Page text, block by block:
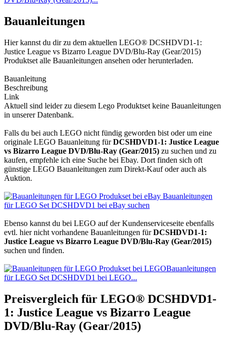
Bauanleitungen
Hier kannst du dir zu dem aktuellen LEGO® DCSHDVD1-1:
Justice League vs Bizarro League DVD/Blu-Ray (Gear/2015)
Produktset alle Bauanleitungen ansehen oder herunterladen.
Bauanleitung
Beschreibung
Link
Aktuell sind leider zu diesem Lego Produktset keine Bauanleitungen
in unserer Datenbank.
Falls du bei auch LEGO nicht fündig geworden bist oder um eine
originale LEGO Bauanleitung fürDCSHDVD1-1: Justice League
vs Bizarro League DVD/Blu-Ray (Gear/2015) zu suchen und zu
kaufen, empfehle ich eine Suche bei Ebay. Dort finden sich oft
günstige LEGO Bauanleitungen zum Direkt-Kauf oder auch als
Auktion.
Bauanleitungen
für LEGO Set DCSHDVD1 bei eBay suchen
Ebenso kannst du bei LEGO auf der Kundenserviceseite ebenfalls
evtl. hier nicht vorhandene Bauanleitungen fürDCSHDVD1-1:
Justice League vs Bizarro League DVD/Blu-Ray (Gear/2015)
suchen und finden.
Bauanleitungen
für LEGO Set DCSHDVD1 bei LEGO...
Preisvergleich für LEGO® DCSHDVD1-
1: Justice League vs Bizarro League
DVD/Blu-Ray (Gear/2015)